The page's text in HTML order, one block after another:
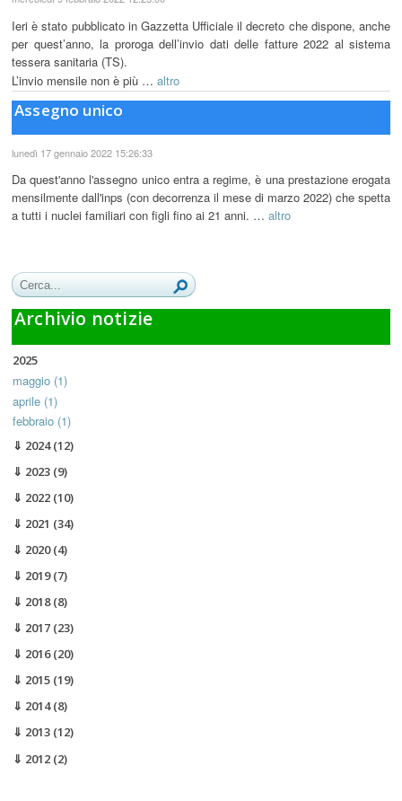
Ieri è stato pubblicato in Gazzetta Ufficiale il decreto che dispone, anche
per quest’anno, la proroga dell’invio dati delle fatture 2022 al sistema
tessera sanitaria (TS).
L’invio mensile non è più … altro
Assegno unico
lunedì 17 gennaio 2022 15:26:33
Da quest'anno l'assegno unico entra a regime, è una prestazione erogata
mensilmente dall'inps (con decorrenza il mese di marzo 2022) che spetta
a tutti i nuclei familiari con figli fino ai 21 anni. … altro
Archivio notizie
2025
maggio (1)
aprile (1)
febbraio (1)
2024(12)
2023 (9)
2022 (10)
2021 (34)
2020(4)
2019(7)
2018(8)
2017 (23)
2016(20)
2015 (19)
2014(8)
2013 (12)
2012 (2)